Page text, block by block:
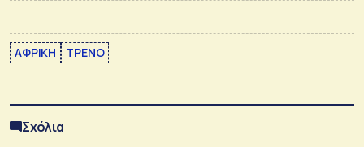
ΑΦΡΙΚΗ ΤΡΕΝΟ
Σχόλια